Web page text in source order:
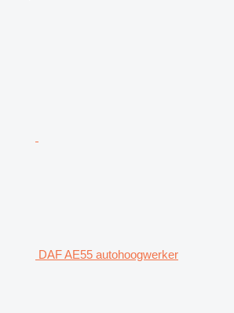
DAF AE55 autohoogwerker